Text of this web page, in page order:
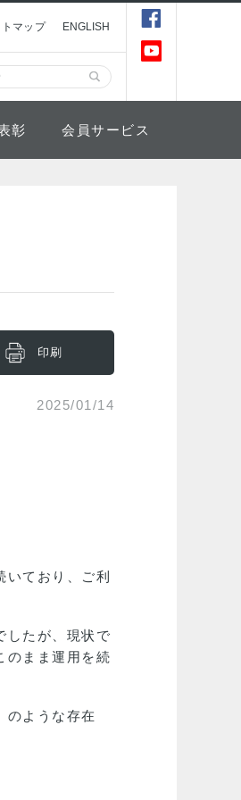
マップ ENGLISH
彰 会員サービス
印刷
2025/01/14
ており、ご利
したが、現状で
のまま運用を続
のような存在